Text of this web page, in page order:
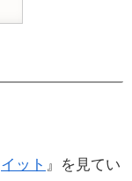
イット 』を見てい